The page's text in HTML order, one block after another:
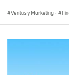
Ventas y Marketing ·